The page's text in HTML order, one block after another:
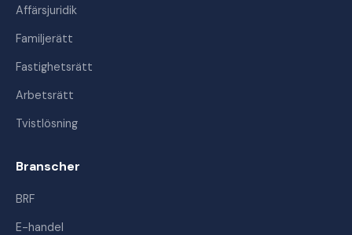
Affärsjuridik
Familjerätt
Fastighetsrätt
Arbetsrätt
Tvistlösning
Branscher
BRF
E-handel